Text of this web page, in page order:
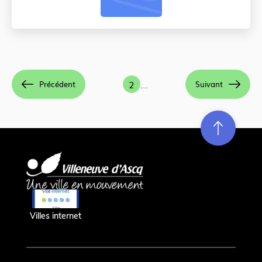
Pagination
Précédent
Page
2 … Suivant
Re
m
on
e
en hau
Villes internet